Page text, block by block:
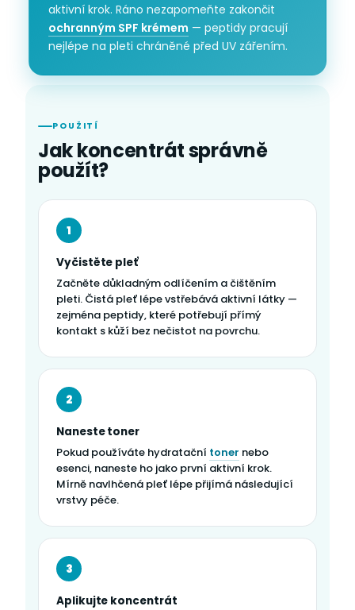
aktivní krok. Ráno nezapomeňte zakončit
ochranným SPF krémem — peptidy pracují
nejlépe na pleti chráněné před UV zářením.
POUŽITÍ
Jak koncentrát správně
použít?
1
Vyčistěte pleť
Začněte důkladným odlíčením a čištěním
pleti. Čistá pleť lépe vstřebává aktivní látky —
zejména peptidy, které potřebují přímý
kontakt s kůží bez nečistot na povrchu.
2
Naneste toner
Pokud používáte hydratační toner nebo
esenci, naneste ho jako první aktivní krok.
Mírně navlhčená pleť lépe přijímá následující
vrstvy péče.
3
Aplikujte koncentrát